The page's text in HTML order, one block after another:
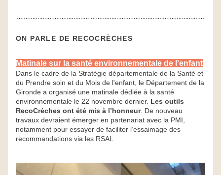
ON PARLE DE RECOCRÈCHES
Matinale sur la santé environnementale de l'enfant
Dans le cadre de la Stratégie départementale de la Santé et
du Prendre soin et du Mois de l'enfant, le Département de la
Gironde a organisé une matinale dédiée à la santé
environnementale le 22 novembre dernier. Les outils
RecoCrèches ont été mis à l’honneur. De nouveau
travaux devraient émerger en partenariat avec la PMI,
notamment pour essayer de faciliter l’essaimage des
recommandations via les RSAI.